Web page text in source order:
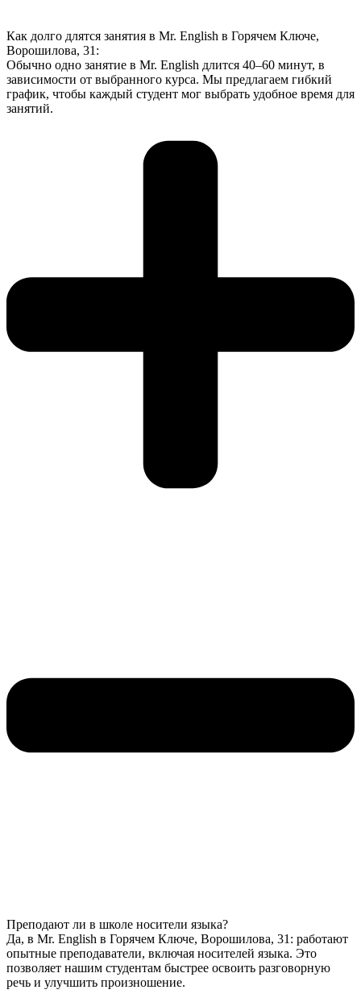
Как долго длятся занятия в Mr. English в Горячем Ключе,
Ворошилова, 31:
Обычно одно занятие в Mr. English длится 40–60 минут, в
зависимости от выбранного курса. Мы предлагаем гибкий
график, чтобы каждый студент мог выбрать удобное время для
занятий.
Преподают ли в школе носители языка?
Да, в Mr. English в Горячем Ключе, Ворошилова, 31: работают
опытные преподаватели, включая носителей языка. Это
позволяет нашим студентам быстрее освоить разговорную
речь и улучшить произношение.